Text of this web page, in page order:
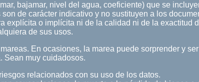
bajamar, nivel del agua, coeficiente) que se
de carácter indicativo y no sustituyen a los
explícita o implícita ni de la calidad ni de la exactitud
de sus usos.
En ocasiones, la marea puede sorprender y
Sean muy cuidadosos.
relacionados con su uso de los datos.